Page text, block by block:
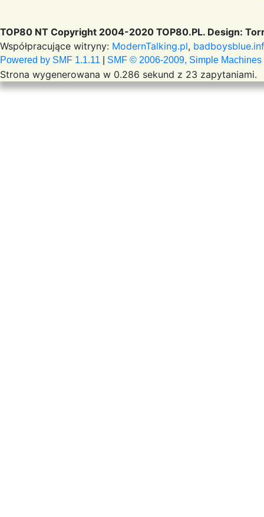
TOP80 NT Copyright 2004-2020 TOP80.PL. Design:
Współpracujące witryny: ModernTalking.pl,
Powered by SMF 1.1.11 SMF © 2006-2009, Simple Machines
Strona wygenerowana w 0.286 sekund z 23 zapytaniami.